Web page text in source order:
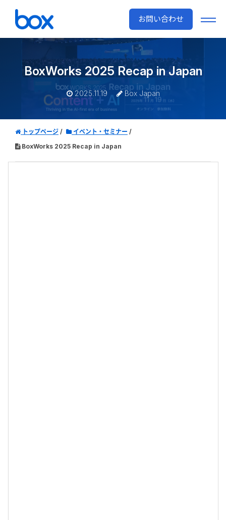
お問い合わせ
BoxWorks 2025 Recap in Japan
2025.11.19 Box Japan
トップページ
イベント・セミナー
BoxWorks 2025 Recap in Japan